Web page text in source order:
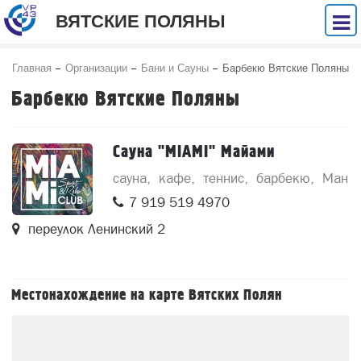
ВЯТСКИЕ ПОЛЯНЫ
Главная Организации Бани и Сауны Барбекю Вятские Поляны
Барбекю Вятские Поляны
Сауна "MIAMI" Майами
сауна кафе теннис барбекю
7 919 519 4970
переулок Ленинский 2
Местонахождение на карте Вятских Полян